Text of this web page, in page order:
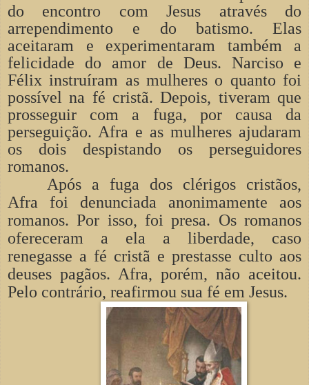
do encontro com Jesus através do
arrependimento e do batismo. Elas
aceitaram e experimentaram também a
felicidade do amor de Deus. Narciso e
Félix instruíram as mulheres o quanto foi
possível na fé cristã. Depois, tiveram que
prosseguir com a fuga, por causa da
perseguição. Afra e as mulheres ajudaram
os dois despistando os perseguidores
romanos.
Após a fuga dos clérigos cristãos,
Afra foi denunciada anonimamente aos
romanos. Por isso, foi presa. Os romanos
ofereceram a ela a liberdade, caso
renegasse a fé cristã e prestasse culto aos
deuses pagãos. Afra, porém, não aceitou.
Pelo contrário, reafirmou sua fé em Jesus.